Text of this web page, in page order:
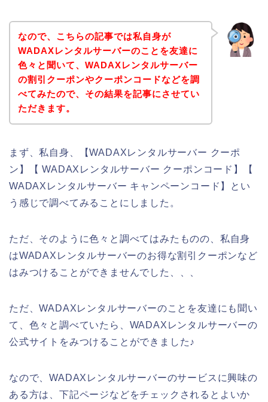
なので、こちらの記事では私自身が
WADAXレンタルサーバーのことを友達に
色々と聞いて、WADAXレンタルサーバー
の割引クーポンやクーポンコードなどを調
べてみたので、その結果を記事にさせてい
ただきます。
まず、私自身、【WADAXレンタルサーバー クーポ
ン】【 WADAXレンタルサーバー クーポンコード】【
WADAXレンタルサーバー キャンペーンコード】とい
う感じで調べてみることにしました。
ただ、そのように色々と調べてはみたものの、私自身
はWADAXレンタルサーバーのお得な割引クーポンなど
はみつけることができませんでした、、、
ただ、WADAXレンタルサーバーのことを友達にも聞い
て、色々と調べていたら、WADAXレンタルサーバーの
公式サイトをみつけることができました♪
なので、WADAXレンタルサーバーのサービスに興味の
ある方は、下記ページなどをチェックされるとよいか